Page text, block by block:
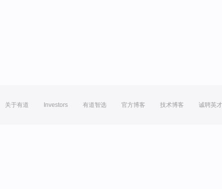
关于有道 Investors 有道智选 官方博客 技术博客 诚聘英才